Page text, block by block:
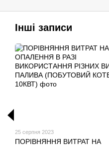
Інші записи
25 серпня 2023
ПОРІВНЯННЯ ВИТРАТ НА